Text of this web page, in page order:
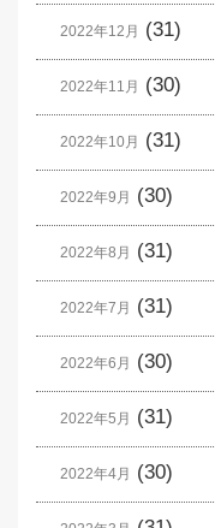
2022年12月 (31)
2022年11月 (30)
2022年10月 (31)
2022年9月 (30)
2022年8月 (31)
2022年7月 (31)
2022年6月 (30)
2022年5月 (31)
2022年4月 (30)